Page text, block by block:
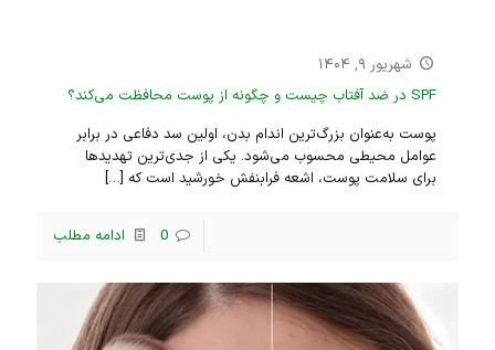
شهریور ۹, ۱۴۰۴
SPF در ضد آفتاب چیست و چگونه از پوست محافظت می‌کند؟
پوست به‌عنوان بزرگ‌ترین اندام بدن، اولین سد دفاعی در برابر
عوامل محیطی محسوب می‌شود. یکی از جدی‌ترین تهدیدها
برای سلامت پوست، اشعه فرابنفش خورشید است که […]
0 ادامه مطلب